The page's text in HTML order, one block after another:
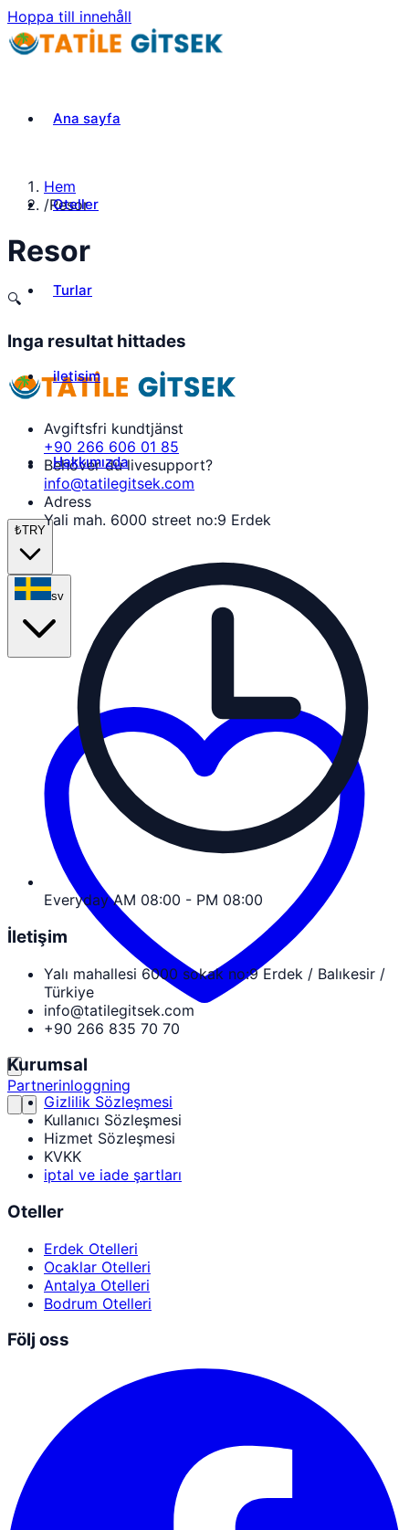
Hoppa till innehåll
Ana sayfa
Oteller
Turlar
iletisim
Hakkımızda
₺TRY
sv
Partnerinloggning
Hem
/Resor
Resor
🔍
Inga resultat hittades
Avgiftsfri kundtjänst
+90 266 606 01 85
Behöver du livesupport?
info@tatilegitsek.com
Adress
Yali mah. 6000 street no:9 Erdek
Everyday AM 08:00 - PM 08:00
İletişim
Yalı mahallesi 6000 sokak no:9 Erdek / Balıkesir /
Türkiye
info@tatilegitsek.com
+90 266 835 70 70
Kurumsal
Gizlilik Sözleşmesi
Kullanıcı Sözleşmesi
Hizmet Sözleşmesi
KVKK
iptal ve iade şartları
Oteller
Erdek Otelleri
Ocaklar Otelleri
Antalya Otelleri
Bodrum Otelleri
Följ oss